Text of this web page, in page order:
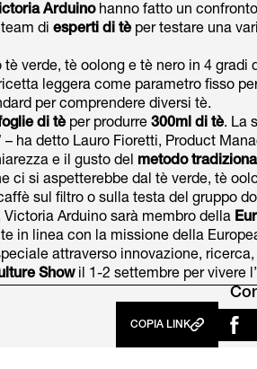
Arduinohanno fatto un
di esperti di tèper testare una
tè verde, tè oolong e tè nero in 4
leggera come parametro fisso
per comprendere diversi tè.
di tèper produrre 300ml di tè. La
ha detto Lauro Fioretti, Product
e il gusto del metodo
ci si aspetterebbe dal tè verde, tè
sul filtro o sulla testa del gruppo
Arduino sarà membro della
in linea con la missione della
attraverso innovazione,
Showil 1-2 settembre per vivere
COPIA LINK